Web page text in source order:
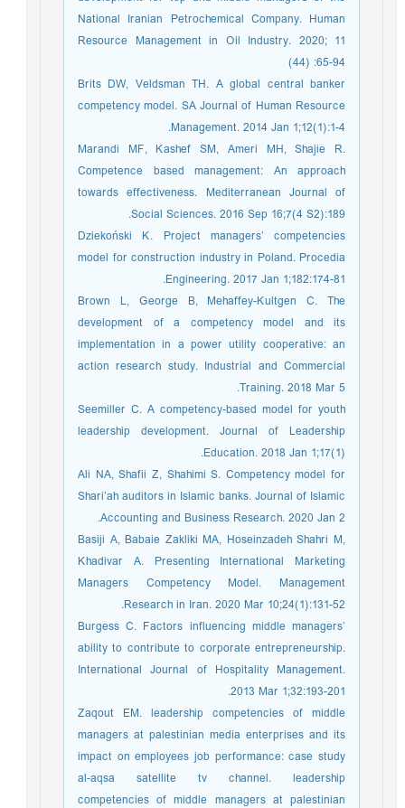
National Iranian Petrochemical Company. Human
Resource Management in Oil Industry. 2020; 11
(44) :65-94
Brits DW, Veldsman TH. A global central banker
competency model. SA Journal of Human Resource
Management. 2014 Jan 1;12(1):1-4.
Marandi MF, Kashef SM, Ameri MH, Shajie R.
Competence based management: An approach
towards effectiveness. Mediterranean Journal of
Social Sciences. 2016 Sep 16;7(4 S2):189.
Dziekoński K. Project managers’ competencies
model for construction industry in Poland. Procedia
Engineering. 2017 Jan 1;182:174-81.
Brown L, George B, Mehaffey-Kultgen C. The
development of a competency model and its
implementation in a power utility cooperative: an
action research study. Industrial and Commercial
Training. 2018 Mar 5.
Seemiller C. A competency-based model for youth
leadership development. Journal of Leadership
Education. 2018 Jan 1;17(1).
Ali NA, Shafii Z, Shahimi S. Competency model for
Shari’ah auditors in Islamic banks. Journal of Islamic
Accounting and Business Research. 2020 Jan 2.
Basiji A, Babaie Zakliki MA, Hoseinzadeh Shahri M,
Khadivar A. Presenting International Marketing
Managers Competency Model. Management
Research in Iran. 2020 Mar 10;24(1):131-52.
Burgess C. Factors influencing middle managers’
ability to contribute to corporate entrepreneurship.
International Journal of Hospitality Management.
2013 Mar 1;32:193-201.
Zaqout EM. leadership competencies of middle
managers at palestinian media enterprises and its
impact on employees job performance: case study
al-aqsa satellite tv channel. leadership
competencies of middle managers at palestinian